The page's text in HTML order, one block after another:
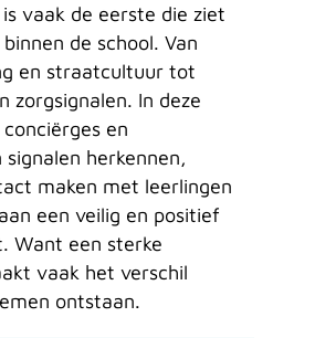
vaak de eerste die ziet
de school. Van
en straatcultuur tot
zorgsignalen. In deze
en
herkennen,
maken met leerlingen
een veilig en positief
Want een sterke
vaak het verschil
ontstaan.